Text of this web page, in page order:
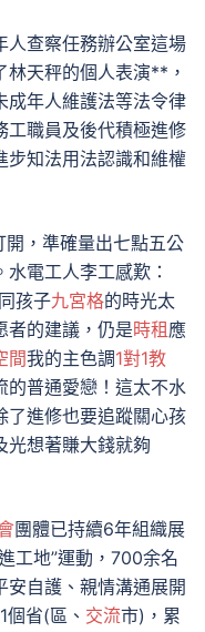
人查察任務辦公室這場
天秤的個人表演**，
成年人維護法等法令律
工職員及後代積極進修
步知法用法認識和維權
開，準確量出七點五公
水電工人李工感歎：
孩子九宮格的時光太
者的建議，仍是時租 應
間我的主色調1對1教
的普通愛戀！這太不水
了進修也要追蹤關心孩
光想著賺大錢就夠
團體已持續6年組織展
工地”運動，700余名
自護、親情溝通展開
省(區、 交流市)，累